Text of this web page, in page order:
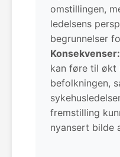
omstillingen,
ledelsens
begrunnelser
Konsekvenser:
kan føre til økt
befolkningen,
fremstilling
nyansert bilde